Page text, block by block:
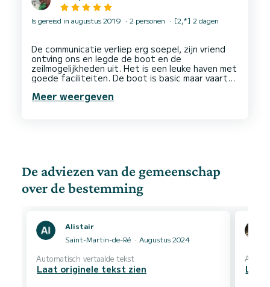
Is gereisd in augustus 2019 2 personen [2,*] 2 dagen
De communicatie verliep erg soepel, zijn vriend
ontving ons en legde de boot en de
zeilmogelijkheden uit. Het is een leuke haven met
goede faciliteiten. De boot is basic maar vaart
Re is een prachtige plek voor water- en
Meer weergeven
De adviezen van de gemeenschap
over de bestemming
Alistair
Saint-Martin-de-Ré
Augustus 2024
Automatisch vertaalde tekst
Laat originele tekst zien Laat